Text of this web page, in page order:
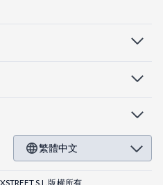
繁體中文
S.L.版權所有